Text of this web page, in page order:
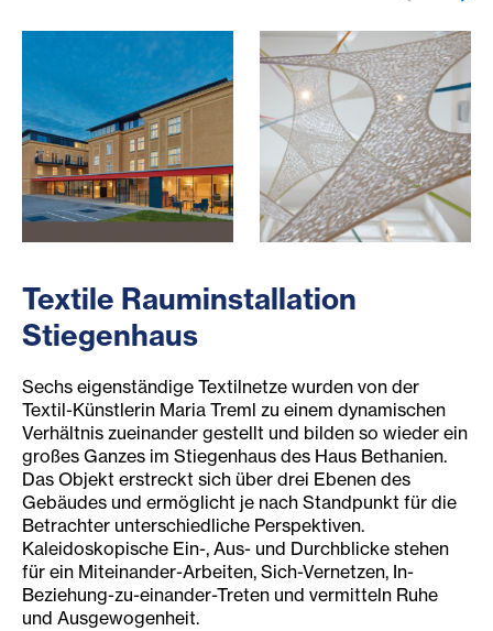
Textile Rauminstallation
Stiegenhaus
Sechs eigenständige Textilnetze wurden von der
Textil-Künstlerin Maria Treml zu einem dynamischen
Verhältnis zueinander gestellt und bilden so wieder ein
großes Ganzes im Stiegenhaus des Haus Bethanien.
Das Objekt erstreckt sich über drei Ebenen des
Gebäudes und ermöglicht je nach Standpunkt für die
Betrachter unterschiedliche Perspektiven.
Kaleidoskopische Ein-, Aus- und Durchblicke stehen
für ein Miteinander-Arbeiten, Sich-Vernetzen, In-
Beziehung-zu-einander-Treten und vermitteln Ruhe
und Ausgewogenheit.